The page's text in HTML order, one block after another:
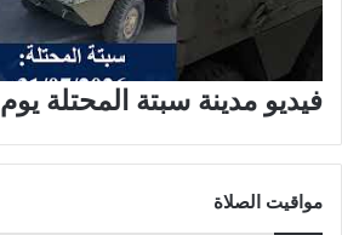
فيديو مدينة سبتة المحتلة يوم 31 يوليوز 2026
مواقيت الصلاة